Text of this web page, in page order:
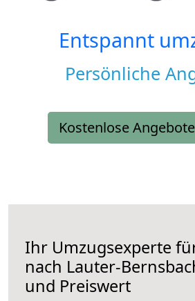
Entspannt
Persönliche
Kostenlose
Ihr Umzugsexperte
nach Lauter-
und Preiswert